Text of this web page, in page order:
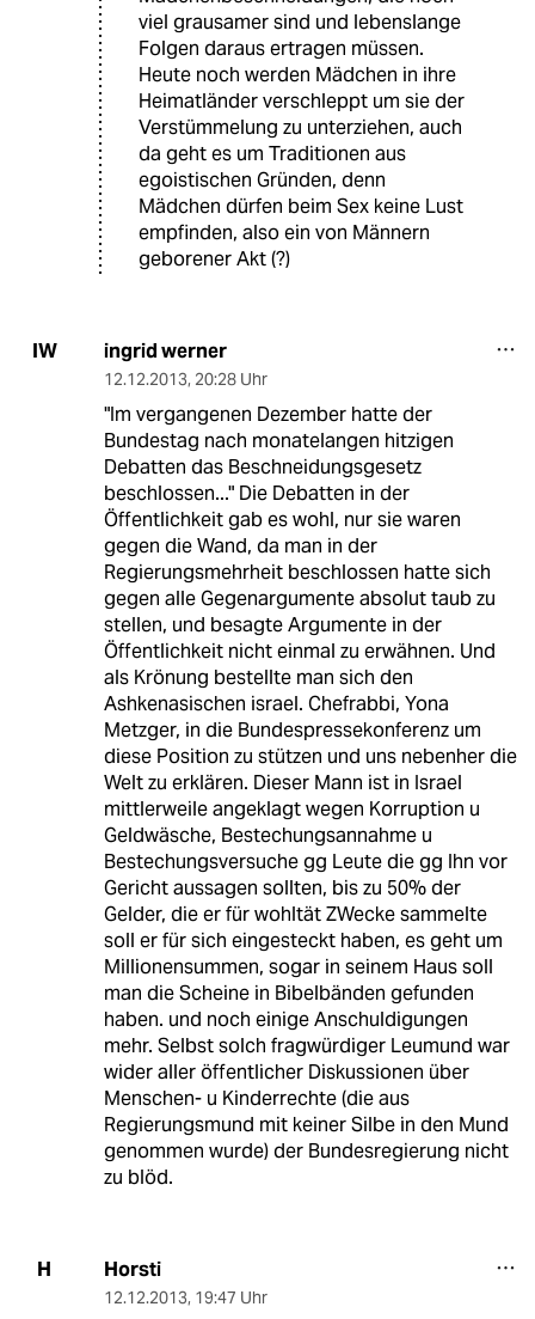
viel grausamer sind und lebenslange
Folgen daraus ertragen müssen.
Heute noch werden Mädchen in ihre
Heimatländer verschleppt um sie der
Verstümmelung zu unterziehen, auch
da geht es um Traditionen aus
egoistischen Gründen, denn
Mädchen dürfen beim Sex keine Lust
empfinden, also ein von Männern
geborener Akt (?)
IW ingrid werner
12.12.2013, 20:28 Uhr
"Im vergangenen Dezember hatte der
Bundestag nach monatelangen hitzigen
Debatten das Beschneidungsgesetz
beschlossen..." Die Debatten in der
Öffentlichkeit gab es wohl, nur sie waren
gegen die Wand, da man in der
Regierungsmehrheit beschlossen hatte sich
gegen alle Gegenargumente absolut taub zu
stellen, und besagte Argumente in der
Öffentlichkeit nicht einmal zu erwähnen. Und
als Krönung bestellte man sich den
Ashkenasischen israel. Chefrabbi, Yona
Metzger, in die Bundespressekonferenz um
diese Position zu stützen und uns nebenher die
Welt zu erklären. Dieser Mann ist in Israel
mittlerweile angeklagt wegen Korruption u
Geldwäsche, Bestechungsannahme u
Bestechungsversuche gg Leute die gg Ihn vor
Gericht aussagen sollten, bis zu 50% der
Gelder, die er für wohltät ZWecke sammelte
soll er für sich eingesteckt haben, es geht um
Millionensummen, sogar in seinem Haus soll
man die Scheine in Bibelbänden gefunden
haben. und noch einige Anschuldigungen
mehr. Selbst solch fragwürdiger Leumund war
wider aller öffentlicher Diskussionen über
Menschen- u Kinderrechte (die aus
Regierungsmund mit keiner Silbe in den Mund
genommen wurde) der Bundesregierung nicht
zu blöd.
H Horsti
12.12.2013, 19:47 Uhr